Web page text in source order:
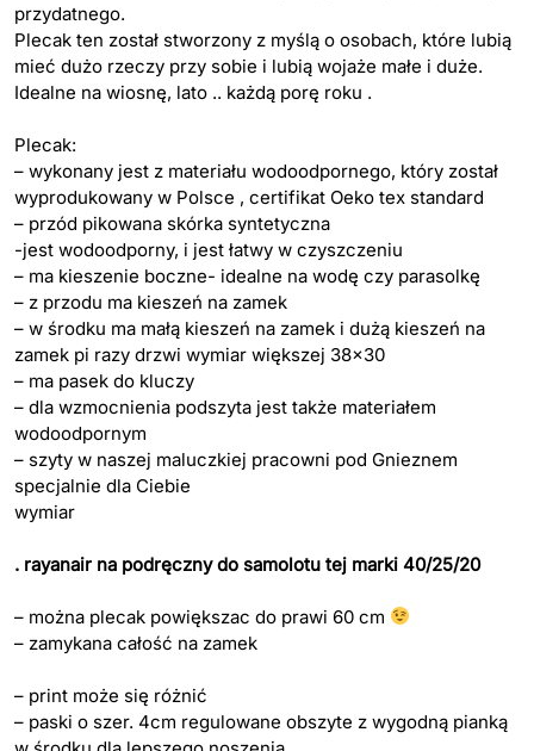
przydatnego.
Plecak ten został stworzony z myślą o osobach, które lubią
mieć dużo rzeczy przy sobie i lubią wojaże małe i duże.
Idealne na wiosnę, lato .. każdą porę roku .
Plecak:
– wykonany jest z materiału wodoodpornego, który został
wyprodukowany w Polsce , certifikat Oeko tex standard
– przód pikowana skórka syntetyczna
-jest wodoodporny, i jest łatwy w czyszczeniu
– ma kieszenie boczne- idealne na wodę czy parasolkę
– z przodu ma kieszeń na zamek
– w środku ma małą kieszeń na zamek i dużą kieszeń na
zamek pi razy drzwi wymiar większej 38×30
– ma pasek do kluczy
– dla wzmocnienia podszyta jest także materiałem
wodoodpornym
– szyty w naszej maluczkiej pracowni pod Gnieznem
specjalnie dla Ciebie
wymiar
. rayanair na podręczny do samolotu tej marki 40/25/20
– można plecak powiększac do prawi 60 cm
– zamykana całość na zamek
– print może się różnić
– paski o szer. 4cm regulowane obszyte z wygodną pianką